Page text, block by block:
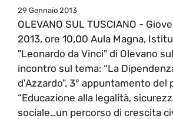
29 Gennaio 2013
OLEVANO SUL TUSCIANO -
2013, ore 10,00 Aula Magna,
"Leonardo da Vinci" di Olevano
incontro sul tema: “La
d'Azzardo". 3° appuntamento del
“Educazione alla legalità,
sociale…un percorso di crescita